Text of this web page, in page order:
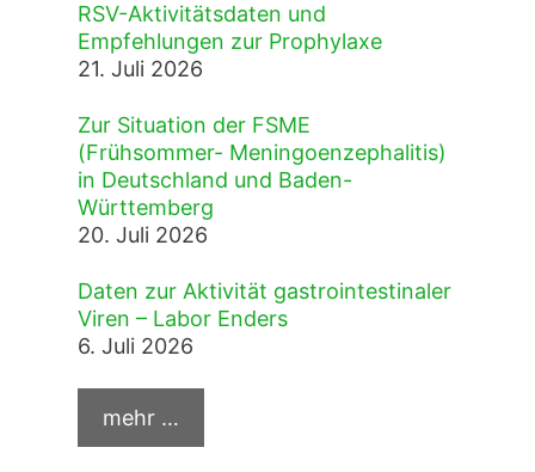
RSV-Aktivitätsdaten und
Empfehlungen zur Prophylaxe
21. Juli 2026
Zur Situation der FSME
(Frühsommer- Meningoenzephalitis)
in Deutschland und Baden-
Württemberg
20. Juli 2026
Daten zur Aktivität gastrointestinaler
Viren – Labor Enders
6. Juli 2026